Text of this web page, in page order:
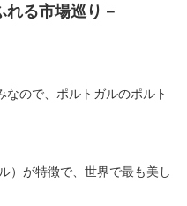
る市場巡り－
ので、ポルトガルのポルト
）が特徴で、世界で最も美し